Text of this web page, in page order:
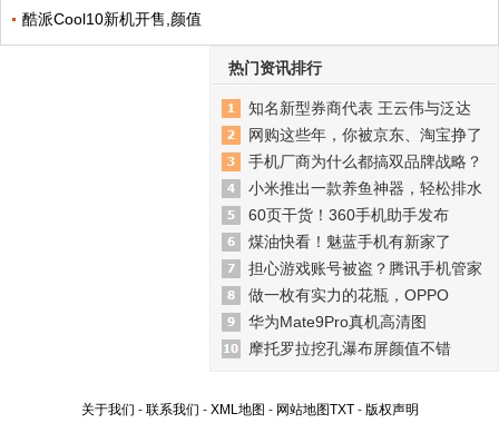
酷派Cool10新机开售,颜值
热门资讯排行
知名新型券商代表 王云伟与泛达
网购这些年，你被京东、淘宝挣了
手机厂商为什么都搞双品牌战略？
小米推出一款养鱼神器，轻松排水
60页干货！360手机助手发布
煤油快看！魅蓝手机有新家了
担心游戏账号被盗？腾讯手机管家
做一枚有实力的花瓶，OPPO
华为Mate9Pro真机高清图
摩托罗拉挖孔瀑布屏颜值不错
关于我们 - 联系我们 - XML地图 - 网站地图TXT- 版权声明